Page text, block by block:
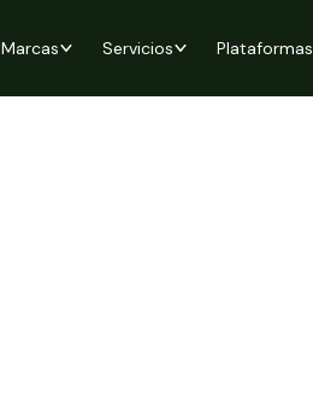
Marcas Servicios Plataformas